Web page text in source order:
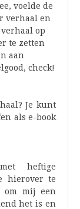
voelde de
verhaal en
op
te zetten
aan
check!
Je kunt
als e-book
heftige
hierover te
om mij een
het is en